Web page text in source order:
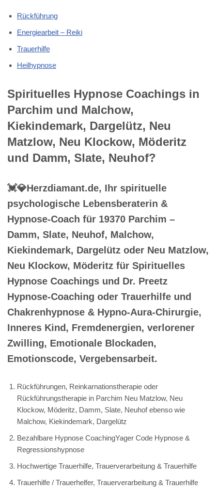
Rückführung
Energiearbeit – Reiki
Trauerhilfe
Heilhypnose
Spirituelles Hypnose Coachings in
Parchim und Malchow,
Kiekindemark, Dargelütz, Neu
Matzlow, Neu Klockow, Möderitz
und Damm, Slate, Neuhof?
💓️💎Herzdiamant.de, Ihr spirituelle
psychologische Lebensberaterin &
Hypnose-Coach für 19370 Parchim –
Damm, Slate, Neuhof, Malchow,
Kiekindemark, Dargelütz oder Neu Matzlow,
Neu Klockow, Möderitz für Spirituelles
Hypnose Coachings und Dr. Preetz
Hypnose-Coaching oder Trauerhilfe und
Chakrenhypnose & Hypno-Aura-Chirurgie,
Inneres Kind, Fremdenergien, verlorener
Zwilling, Emotionale Blockaden,
Emotionscode, Vergebensarbeit.
Rückführungen, Reinkarnationstherapie oder
Rückführungstherapie in Parchim Neu Matzlow, Neu
Klockow, Möderitz, Damm, Slate, Neuhof ebenso wie
Malchow, Kiekindemark, Dargelütz
Bezahlbare Hypnose CoachingYager Code Hypnose &
Regressionshypnose
Hochwertige Trauerhilfe, Trauerverarbeitung & Trauerhilfe
Trauerhilfe / Trauerhelfer, Trauerverarbeitung & Trauerhilfe